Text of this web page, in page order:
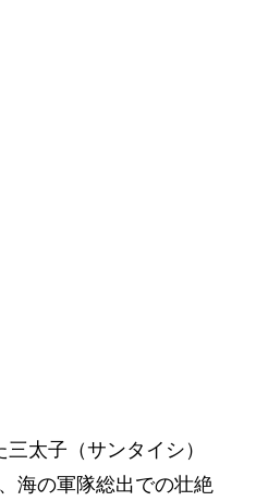
太子（サンタイシ）
海の軍隊総出での壮絶